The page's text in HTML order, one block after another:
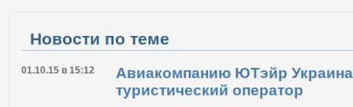
Новости по теме
01.10.15 в 15:12
Авиакомпанию ЮТэйр
туристический оператор